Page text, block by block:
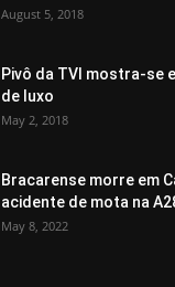
August 5, 2018
Pivô da TVI mostra-se
de luxo
May 2, 2018
Bracarense morre em
acidente de mota na
May 8, 2022